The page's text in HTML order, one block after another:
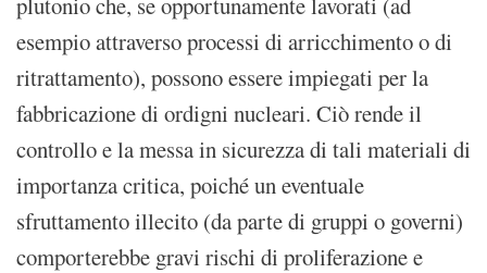
esempio attraverso processi di arricchimento o di
ritrattamento), possono essere impiegati per la
fabbricazione di ordigni nucleari. Ciò rende il
controllo e la messa in sicurezza di tali materiali di
importanza critica, poiché un eventuale
sfruttamento illecito (da parte di gruppi o governi)
comporterebbe gravi rischi di proliferazione e